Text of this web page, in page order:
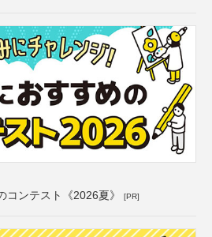
コンテスト《2026夏》 [PR]